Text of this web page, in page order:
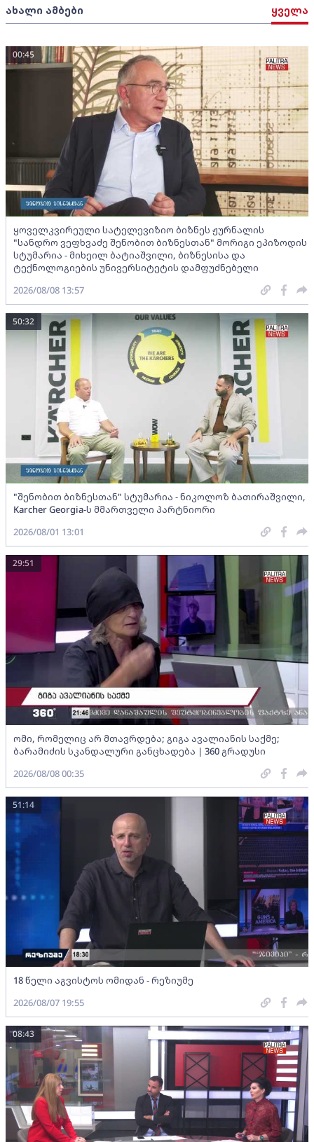
ახალი ამბები ყველა
ყოველკვირეული სატელევიზიო ბიზნეს ჟურნალის
"სანდრო ვეფხვაძე შენობით ბიზნესთან" მორიგი ეპიზოდის
სტუმარია - მიხეილ ბატიაშვილი, ბიზნესისა და
ტექნოლოგიების უნივერსიტეტის დამფუძნებელი
00:45
2026/08/08 13:57
"შენობით ბიზნესთან" სტუმარია - ნიკოლოზ ბათირაშვილი,
Karcher Georgia-ს მმართველი პარტნიორი
50:32
2026/08/01 13:01
ომი, რომელიც არ მთავრდება; გიგა ავალიანის საქმე;
ბარამიძის სკანდალური განცხადება | 360 გრადუსი
29:51
2026/08/08 00:35
18 წელი აგვისტოს ომიდან - რეზიუმე
51:14
2026/08/07 19:55
08:43